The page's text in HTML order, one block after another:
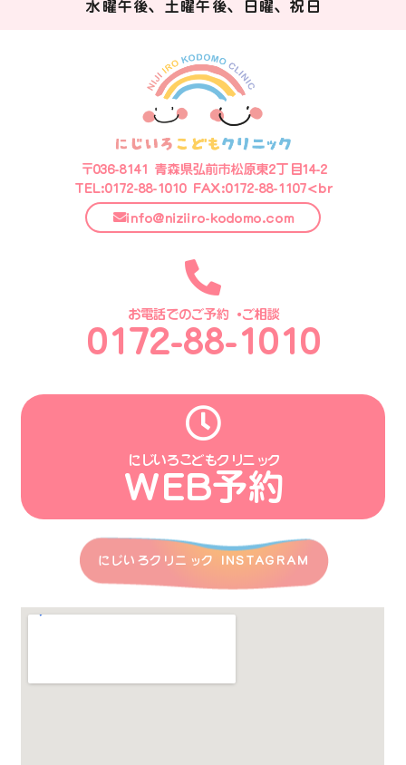
水曜午後、土曜午後、日曜、祝日
〒036-8141 青森県弘前市松原東2丁目14-2
TEL:0172-88-1010 FAX:0172-88-1107<br
info@niziiro-kodomo.com
お電話でのご予約・ご相談
0172-88-1010
にじいろこどもクリニック
WEB予約
にじいろクリニック INSTAGRAM